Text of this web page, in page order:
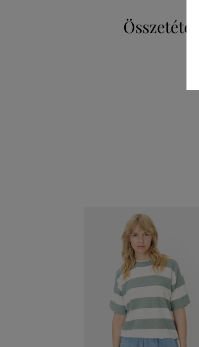
Összetétel